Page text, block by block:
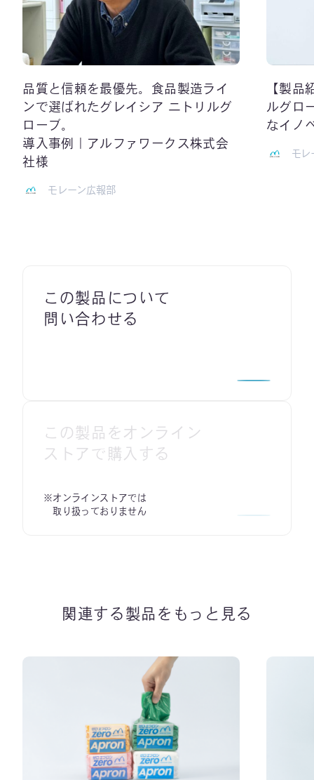
品質と信頼を最優先。食品製造ライ
ンで選ばれたグレイシア ニトリルグ
ローブ。
導入事例｜アルファワークス株式会
社様
モレーン広報部
【製品
ルグロ
なイノ
モレ
この製品について
問い合わせる
この製品をオンライン
ストアで購入する
※オンラインストアでは
取り扱っておりません
関連する製品をもっと見る